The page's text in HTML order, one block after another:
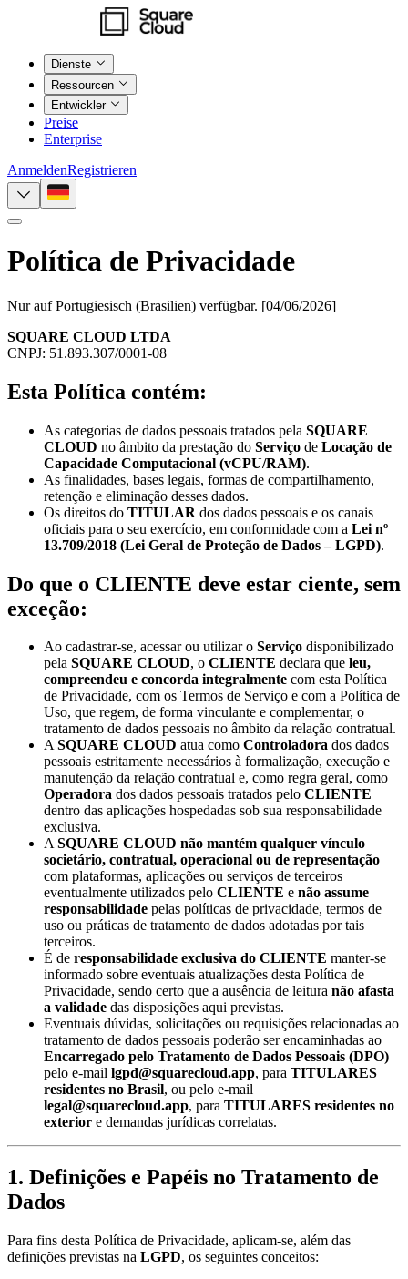
Dienste
Ressourcen
Entwickler
Preise
Enterprise
AnmeldenRegistrieren
Política de Privacidade
Nur auf Portugiesisch (Brasilien) verfügbar. [04/06/2026]
SQUARE CLOUD LTDA
CNPJ: 51.893.307/0001-08
Esta Política contém:
As categorias de dados pessoais tratados pela SQUARE
CLOUD no âmbito da prestação do Serviço de Locação de
Capacidade Computacional (vCPU/RAM).
As finalidades, bases legais, formas de compartilhamento,
retenção e eliminação desses dados.
Os direitos do TITULAR dos dados pessoais e os canais
oficiais para o seu exercício, em conformidade com a Lei nº
13.709/2018 (Lei Geral de Proteção de Dados – LGPD).
Do que o CLIENTE deve estar ciente, sem
exceção:
Ao cadastrar-se, acessar ou utilizar o Serviço disponibilizado
pela SQUARE CLOUD, o CLIENTE declara que leu,
compreendeu e concorda integralmente com esta Política
de Privacidade, com os Termos de Serviço e com a Política de
Uso, que regem, de forma vinculante e complementar, o
tratamento de dados pessoais no âmbito da relação contratual.
ASQUARE CLOUD atua como Controladora dos dados
pessoais estritamente necessários à formalização, execução e
manutenção da relação contratual e, como regra geral, como
Operadora dos dados pessoais tratados pelo CLIENTE
dentro das aplicações hospedadas sob sua responsabilidade
exclusiva.
ASQUARE CLOUD não mantém qualquer vínculo
societário, contratual, operacional ou de representação
com plataformas, aplicações ou serviços de terceiros
eventualmente utilizados pelo CLIENTE e não assume
responsabilidade pelas políticas de privacidade, termos de
uso ou práticas de tratamento de dados adotadas por tais
terceiros.
É de responsabilidade exclusiva do CLIENTE manter-se
informado sobre eventuais atualizações desta Política de
Privacidade, sendo certo que a ausência de leitura não afasta
a validade das disposições aqui previstas.
Eventuais dúvidas, solicitações ou requisições relacionadas ao
tratamento de dados pessoais poderão ser encaminhadas ao
Encarregado pelo Tratamento de Dados Pessoais (DPO)
pelo e-mail lgpd@squarecloud.app, para TITULARES
residentes no Brasil, ou pelo e-mail
legal@squarecloud.app, para TITULARES residentes no
exterior e demandas jurídicas correlatas.
1. Definições e Papéis no Tratamento de
Dados
Para fins desta Política de Privacidade, aplicam-se, além das
definições previstas na LGPD, os seguintes conceitos: